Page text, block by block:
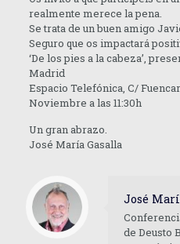
realmente merece la pena.
Se trata de un buen amigo
Seguro que os impactará
‘De los pies a la cabeza’,
Madrid
Espacio Telefónica, C/
Noviembre a las 11:30h
Un gran abrazo.
José María Gasalla
José
de Deusto